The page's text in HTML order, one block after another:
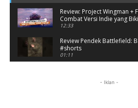
Review: Project Wingman +
Combat Versi Indie yang
12:33
Review Pendek Battlefield:
#shorts
01:11
- Iklan -